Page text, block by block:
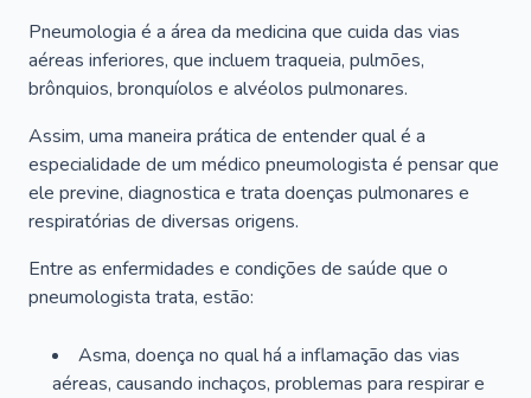
Pneumologia é a área da medicina que cuida das vias
aéreas inferiores, que incluem traqueia, pulmões,
brônquios, bronquíolos e alvéolos pulmonares.
Assim, uma maneira prática de entender qual é a
especialidade de um médico pneumologista é pensar que
ele previne, diagnostica e trata doenças pulmonares e
respiratórias de diversas origens.
Entre as enfermidades e condições de saúde que o
pneumologista trata, estão:
Asma, doença no qual há a inflamação das vias
aéreas, causando inchaços, problemas para respirar e